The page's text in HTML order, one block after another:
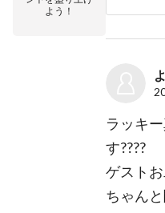
よう！
ラッキ
す????
ゲスト
ちゃん